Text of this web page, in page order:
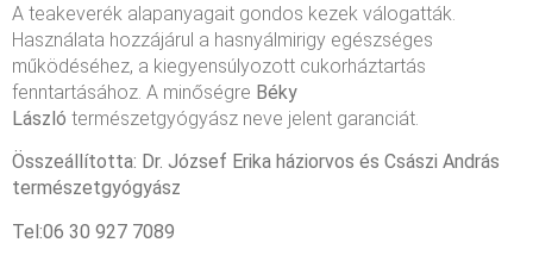
A teakeverék alapanyagait gondos kezek válogatták.
Használata hozzájárul a hasnyálmirigy egészséges
működéséhez, a kiegyensúlyozott cukorháztartás
fenntartásához. A minőségre Béky
László természetgyógyász neve jelent garanciát.
Összeállította: Dr. József Erika háziorvos és Császi András
természetgyógyász
Tel:06 30 927 7089